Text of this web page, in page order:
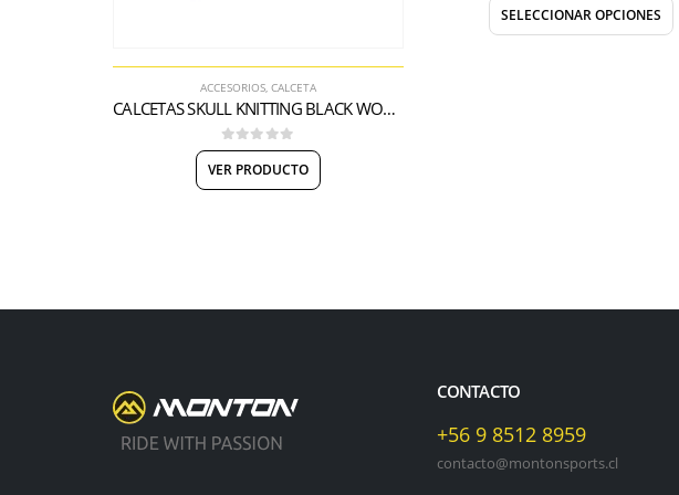
ACCESORIOS, CALCETA
CALCETAS SKULL KNITTING BLACK WOMEN
0out of 5
VER PRODUCTO
SELECCIONAR OPCIONES
CONTACTO
+56 9 8512 8959
contacto@montonsports.cl